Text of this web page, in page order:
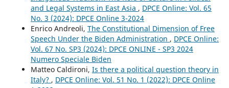
and Legal Systems in East Asia , DPCE Online: Vol. 65
No. 3 (2024): DPCE Online 3-2024
Enrico Andreoli, The Constitutional Dimension of Free
Speech Under the Biden Administration , DPCE Online:
Vol. 67 No. SP3 (2024): DPCE ONLINE - SP3 2024
Numero Speciale Biden
Matteo Caldironi, Is there a political question theory in
Italy? , DPCE Online: Vol. 51 No. 1 (2022): DPCE Online